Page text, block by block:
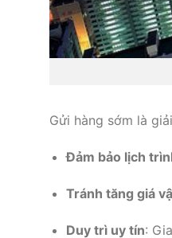
Gửi hàng sớm là
Đảm bảo lịch
Tránh tăng giá
Duy trì uy tín: